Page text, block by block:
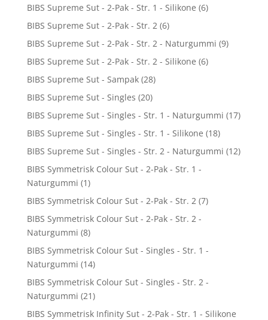
BIBS Supreme Sut - 2-Pak - Str. 1 - Silikone (6)
BIBS Supreme Sut - 2-Pak - Str. 2 (6)
BIBS Supreme Sut - 2-Pak - Str. 2 - Naturgummi (9)
BIBS Supreme Sut - 2-Pak - Str. 2 - Silikone (6)
BIBS Supreme Sut - Sampak (28)
BIBS Supreme Sut - Singles (20)
BIBS Supreme Sut - Singles - Str. 1 - Naturgummi (17)
BIBS Supreme Sut - Singles - Str. 1 - Silikone (18)
BIBS Supreme Sut - Singles - Str. 2 - Naturgummi (12)
BIBS Symmetrisk Colour Sut - 2-Pak - Str. 1 -
Naturgummi (1)
BIBS Symmetrisk Colour Sut - 2-Pak - Str. 2 (7)
BIBS Symmetrisk Colour Sut - 2-Pak - Str. 2 -
Naturgummi (8)
BIBS Symmetrisk Colour Sut - Singles - Str. 1 -
Naturgummi (14)
BIBS Symmetrisk Colour Sut - Singles - Str. 2 -
Naturgummi (21)
BIBS Symmetrisk Infinity Sut - 2-Pak - Str. 1 - Silikone